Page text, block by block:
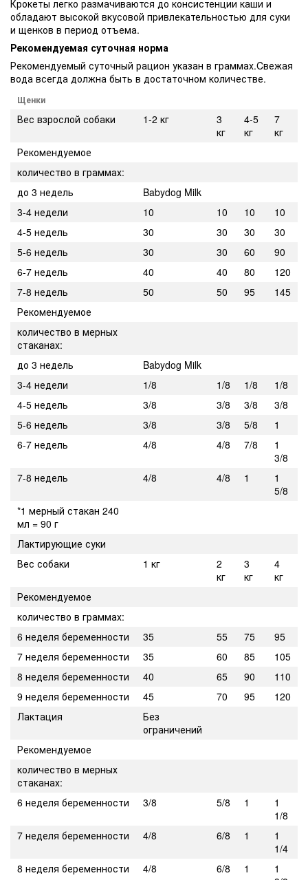
Крокеты легко размачиваются до консистенции каши и
обладают высокой вкусовой привлекательностью для суки
и щенков в период отъема.
Рекомендуемая суточная норма
Рекомендуемый суточный рацион указан в граммах.Cвежая
вода всегда должна быть в достаточном количестве.
Щенки
Вес взрослой собаки 1-2 кг
3
кг
4-5
кг
7
кг
Рекомендуемое
количество в граммах:
до 3 недель
Babydog Milk
3-4 недели
10 10 10
10
4-5 недель
30 30 30
30
5-6 недель
30 30 60
90
6-7 недель
40 40 80
120
7-8 недель
50 50 95
145
Рекомендуемое
количество в мерных
стаканах:
до 3 недель
Babydog Milk
3-4 недели
1/8 1/8 1/8
1/8
4-5 недель
3/8 3/8 3/8
3/8
5-6 недель
3/8 3/8 5/8
1
6-7 недель
4/8 4/8 7/8
1
3/8
7-8 недель
4/8 4/8 1
1
5/8
*1 мерный стакан 240
мл = 90 г
Лактирующие суки
Вес собаки
1 кг
2
кг
3
кг
4
кг
Рекомендуемое
количество в граммах:
6 неделя беременности
35 55 75
95
7 неделя беременности
35 60 85
105
8 неделя беременности
40 65 90
110
9 неделя беременности
45 70 95
120
Лактация
Без
ограничений
Рекомендуемое
количество в мерных
стаканах:
6 неделя беременности
3/8 5/8 1
1
1/8
7 неделя беременности
4/8 6/8 1
1
1/4
8 неделя беременности
4/8 6/8 1
1